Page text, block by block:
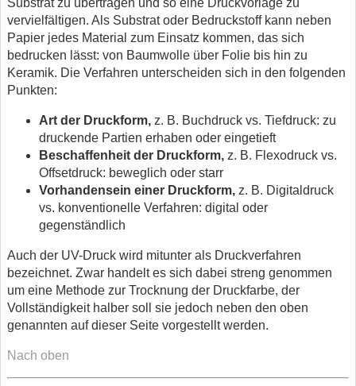
Substrat zu übertragen und so eine Druckvorlage zu
vervielfältigen. Als Substrat oder Bedruckstoff kann neben
Papier jedes Material zum Einsatz kommen, das sich
bedrucken lässt: von Baumwolle über Folie bis hin zu
Keramik. Die Verfahren unterscheiden sich in den folgenden
Punkten:
Art der Druckform, z. B. Buchdruck vs. Tiefdruck: zu
druckende Partien erhaben oder eingetieft
Beschaffenheit der Druckform, z. B. Flexodruck vs.
Offsetdruck: beweglich oder starr
Vorhandensein einer Druckform, z. B. Digitaldruck
vs. konventionelle Verfahren: digital oder
gegenständlich
Auch der UV-Druck wird mitunter als Druckverfahren
bezeichnet. Zwar handelt es sich dabei streng genommen
um eine Methode zur Trocknung der Druckfarbe, der
Vollständigkeit halber soll sie jedoch neben den oben
genannten auf dieser Seite vorgestellt werden.
Nach oben